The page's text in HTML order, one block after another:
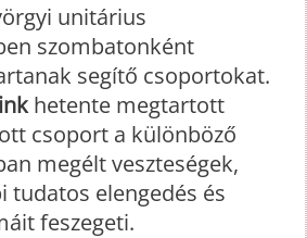
unitárius
szombatonként
segítő csoportokat.
hetente megtartott
csoport a különböző
megélt veszteségek,
tudatos elengedés és
feszegeti.